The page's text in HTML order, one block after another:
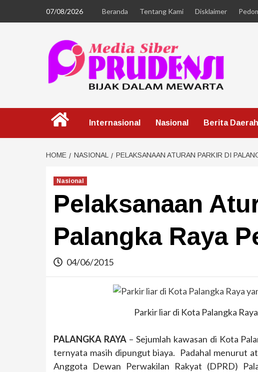
07/08/2026 Beranda Tentang Kami Disklaimer
Internasional Nasional Berita Daerah
HOME NASIONAL PELAKSANAAN ATURAN PARKIR DI
Nasional
Pelaksanaan
Palangka Raya
04/06/2015
Parkir liar di Kota Palangka
PALANGKA RAYA– Sejumlah kawasan di Kota
ternyata masih dipungut biaya. Padahal menurut
Anggota Dewan Perwakilan Rakyat (DPRD)